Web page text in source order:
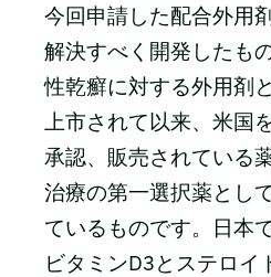
今回申請した配合外用
解決すべく開発したも
性乾癬に対する外用剤
上市されて以来、米国
承認、販売されている
治療の第一選択薬とし
ているものです。日本
ビタミンD3とステロイ